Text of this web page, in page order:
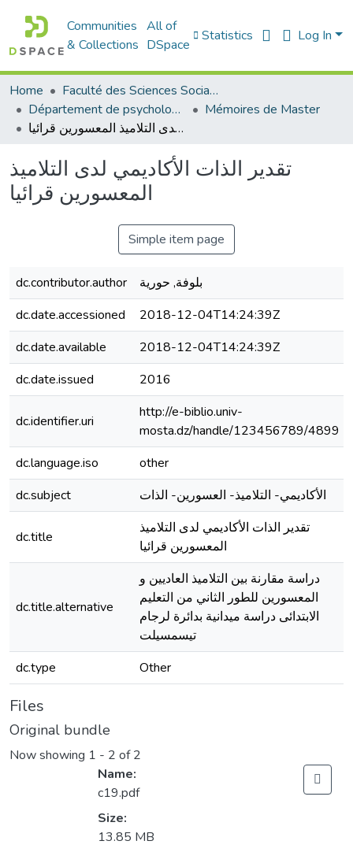
Communities
& Collections
All of
DSpace
Statistics Log In
Home
Faculté des Sciences Sociales
Département de psychologie
Mémoires de Master
تقدير الذات الأكاديمي لدى التلاميذ المعسورين قرائيا
تقدير الذات الأكاديمي لدى التلاميذ
المعسورين قرائيا
Simple item page
dc.contributor.author
بلوفة, حورية
dc.date.accessioned
2018-12-04T14:24:39Z
dc.date.available
2018-12-04T14:24:39Z
dc.date.issued
2016
dc.identifier.uri
http://e-biblio.univ-
mosta.dz/handle/123456789/4899
dc.language.iso
other
dc.subject
الأكاديمي- التلاميذ- العسورين- الذات
dc.title
تقدير الذات الأكاديمي لدى التلاميذ
المعسورين قرائيا
dc.title.alternative
دراسة مقارنة بين التلاميذ العاديين و
المعسورين للطور الثاني من التعليم
الابتدائى دراسة ميدانية بدائرة لرجام
تيسمسيلت
dc.type Other
Files
Original bundle
Now showing 1 - 2 of 2
Name:
c19.pdf
Size:
13.85 MB